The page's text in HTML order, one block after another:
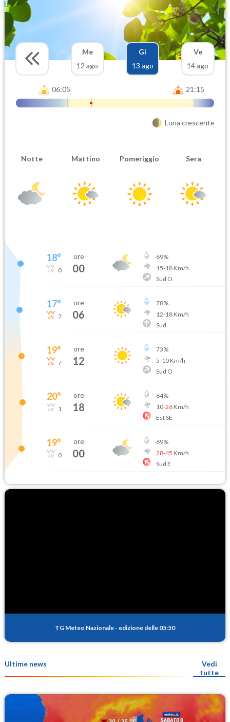
Me
12 ago
Gi
13 ago
Ve
14 ago
06:05 21:15
Luna crescente
Notte Mattino Pomeriggio Sera
18°
0
ore
00
69%
15-18Km/h
Sud O
17°
7
ore
06
78%
12-18Km/h
Sud
19°
7
ore
12
73%
5-10Km/h
Sud O
20°
1
ore
18
64%
10-26Km/h
Est SE
19°
0
ore
00
69%
28-45 Km/h
Sud E
TG Meteo Nazionale - edizione delle 05:50
Ultime news
Vedi
tutte